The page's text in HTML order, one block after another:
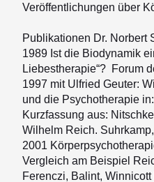
Stellenausschreibungen
Veröffentlichungen über
Publikationen Dr. Norbert
1989 Ist die Biodynamik
Liebestherapie“? Forum
1997 mit Ulfried Geuter:
und die Psychotherapie
Kurzfassung aus:
Wilhelm Reich.
2001
Vergleich am Beispiel
Ferenczi, Balint,